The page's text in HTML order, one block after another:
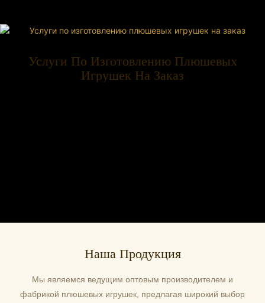
Услуги По Изготовлению Плюшевых
Игрушек На Заказ
Наша Продукция
Мы являемся ведущим оптовым производителем и
фабрикой плюшевых игрушек, предлагая широкий выбор